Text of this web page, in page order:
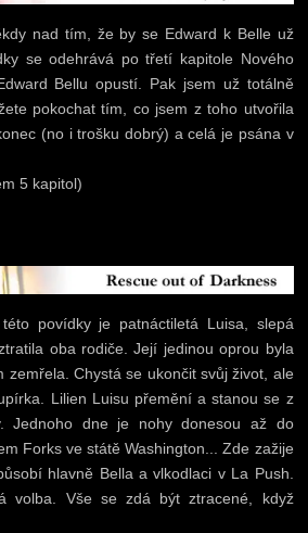
do shrnutí *** Nová jednorázovka:
- Nevěř psovi, spoluautorkou je opět
- Bloody Tears, spoluautorkou je
napsala Epilog k víceautorské povídce
bude zveřejňovat :) *** Založena
přesněji v mojí a Lareth - mysli):
muhehe xD
:) Opět jsem se dala do psaní povídky,
sem nepatří, ale... dneska mám
prostě musela napsat :D Ale to nebylo
že mám nějaký nápady na nové
V počítači mám dokonce dvě
kopal abych je dopsala :D :D No nic,
:D
přidáno okno s novinkami
nad tím, že by se Edward k Belle už
se odehrává po třetí kapitole Nového
Bellu opustí. Pak jsem už totálně
pokochat tím, co jsem z toho utvořila
(no i trošku dobrý) a celá je psána v
5 kapitol)
povídky je patnáctiletá Luisa, slepá
oba rodiče. Její jedinou oprou byla
zemřela. Chystá se ukončit svůj život, ale
Lilien Luisu přemění a stanou se z
Jednoho dne je nohy donesou až do
Forks ve státě Washington... Zde zažije
hlavně Bella a vlkodlaci v La Push.
volba. Vše se zdá být ztracené, když